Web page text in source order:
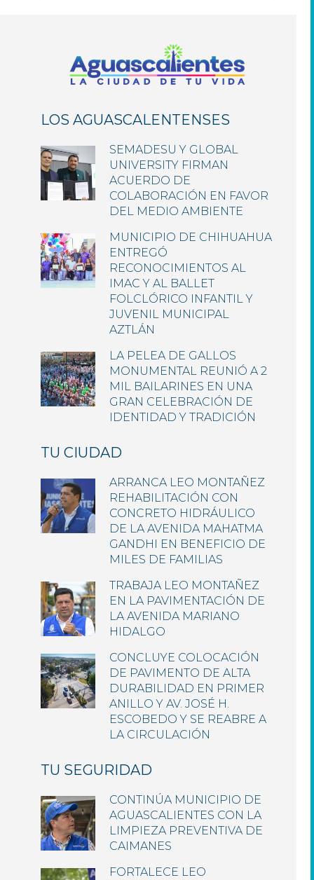
LOS AGUASCALENTENSES
SEMADESU Y GLOBAL
UNIVERSITY FIRMAN
ACUERDO DE
COLABORACIÓN EN FAVOR
DEL MEDIO AMBIENTE
MUNICIPIO DE CHIHUAHUA
ENTREGÓ
RECONOCIMIENTOS AL
IMAC Y AL BALLET
FOLCLÓRICO INFANTIL Y
JUVENIL MUNICIPAL
AZTLÁN
LA PELEA DE GALLOS
MONUMENTAL REUNIÓ A 2
MIL BAILARINES EN UNA
GRAN CELEBRACIÓN DE
IDENTIDAD Y TRADICIÓN
TU CIUDAD
ARRANCA LEO MONTAÑEZ
REHABILITACIÓN CON
CONCRETO HIDRÁULICO
DE LA AVENIDA MAHATMA
GANDHI EN BENEFICIO DE
MILES DE FAMILIAS
TRABAJA LEO MONTAÑEZ
EN LA PAVIMENTACIÓN DE
LA AVENIDA MARIANO
HIDALGO
CONCLUYE COLOCACIÓN
DE PAVIMENTO DE ALTA
DURABILIDAD EN PRIMER
ANILLO Y AV. JOSÉ H.
ESCOBEDO Y SE REABRE A
LA CIRCULACIÓN
TU SEGURIDAD
CONTINÚA MUNICIPIO DE
AGUASCALIENTES CON LA
LIMPIEZA PREVENTIVA DE
CAIMANES
FORTALECE LEO